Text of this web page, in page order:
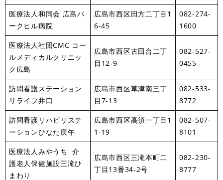
医療法人和同会 広島パ
ークヒル病院
広島市西区田方二丁目1
6-45
082-274-
1600
医療法人社団CMC コー
ルメディカルクリニッ
ク広島
広島市西区古田台二丁
目12-9
082-527-
0455
訪問看護ステーション
リライフ井口
広島市西区草津南三丁
目7-13
082-533-
8772
訪問看護リハビリステ
ーションひなた庚午
広島市西区高須一丁目1
1-19
082-507-
8101
医療法人みやうち 介
護老人保健施設三滝ひ
まわり
広島市西区三滝本町二
丁目13番34-2号
082-230-
8777